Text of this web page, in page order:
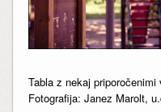
Tabla z nekaj priporočenimi
Fotografija: Janez Marolt,